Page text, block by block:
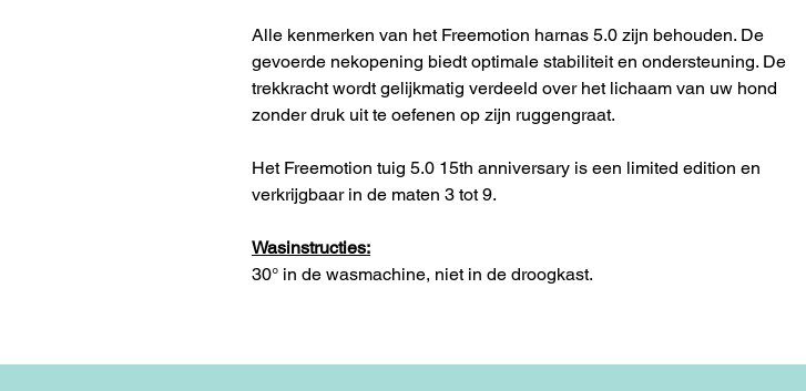
Alle kenmerken van het Freemotion harnas 5.0 zijn behouden. De
gevoerde nekopening biedt optimale stabiliteit en ondersteuning. De
trekkracht wordt gelijkmatig verdeeld over het lichaam van uw hond
zonder druk uit te oefenen op zijn ruggengraat.
Het Freemotion tuig 5.0 15th anniversary is een limited edition en
verkrijgbaar in de maten 3 tot 9.
Wasinstructies:
30° in de wasmachine, niet in de droogkast.